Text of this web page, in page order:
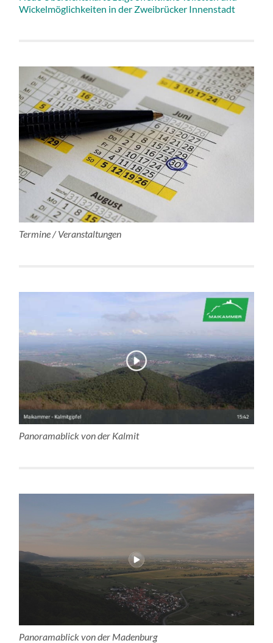
Wickelmöglichkeiten in der Zweibrücker Innenstadt
Termine / Veranstaltungen
Panoramablick von der Kalmit
Panoramablick von der Madenburg